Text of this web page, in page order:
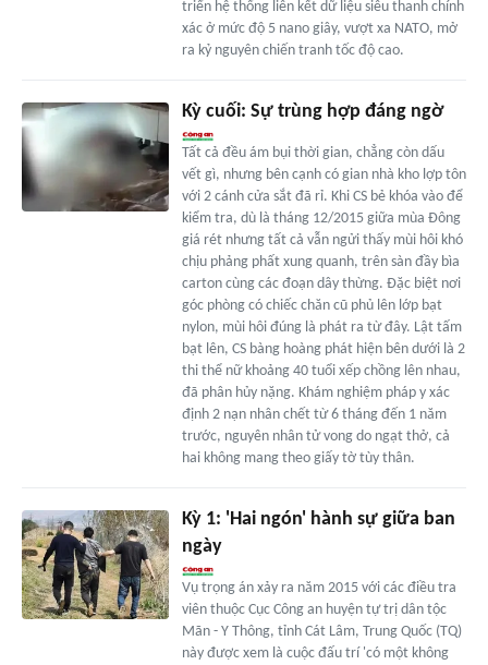
triển hệ thống liên kết dữ liệu siêu thanh chính
xác ở mức độ 5 nano giây, vượt xa NATO, mở
ra kỷ nguyên chiến tranh tốc độ cao.
Kỳ cuối: Sự trùng hợp đáng ngờ
Tất cả đều ám bụi thời gian, chẳng còn dấu
vết gì, nhưng bên cạnh có gian nhà kho lợp tôn
với 2 cánh cửa sắt đã rỉ. Khi CS bẻ khóa vào để
kiểm tra, dù là tháng 12/2015 giữa mùa Đông
giá rét nhưng tất cả vẫn ngửi thấy mùi hôi khó
chịu phảng phất xung quanh, trên sàn đầy bìa
carton cùng các đoạn dây thừng. Đặc biệt nơi
góc phòng có chiếc chăn cũ phủ lên lớp bạt
nylon, mùi hôi đúng là phát ra từ đây. Lật tấm
bạt lên, CS bàng hoàng phát hiện bên dưới là 2
thi thể nữ khoảng 40 tuổi xếp chồng lên nhau,
đã phân hủy nặng. Khám nghiệm pháp y xác
định 2 nạn nhân chết từ 6 tháng đến 1 năm
trước, nguyên nhân tử vong do ngạt thở, cả
hai không mang theo giấy tờ tùy thân.
Kỳ 1: 'Hai ngón' hành sự giữa ban
ngày
Vụ trọng án xảy ra năm 2015 với các điều tra
viên thuộc Cục Công an huyện tự trị dân tộc
Mãn - Y Thông, tỉnh Cát Lâm, Trung Quốc (TQ)
này được xem là cuộc đấu trí 'có một không